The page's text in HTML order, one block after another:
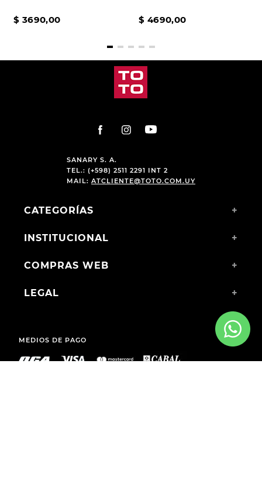
$ 3690,00 $ 4690,00
SANARY S. A.
TEL.: (+598) 2511 2291 INT 2
MAIL: ATCLIENTE@TOTO.COM.UY
CATEGORÍAS +
INSTITUCIONAL +
COMPRAS WEB +
LEGAL +
MEDIOS DE PAGO